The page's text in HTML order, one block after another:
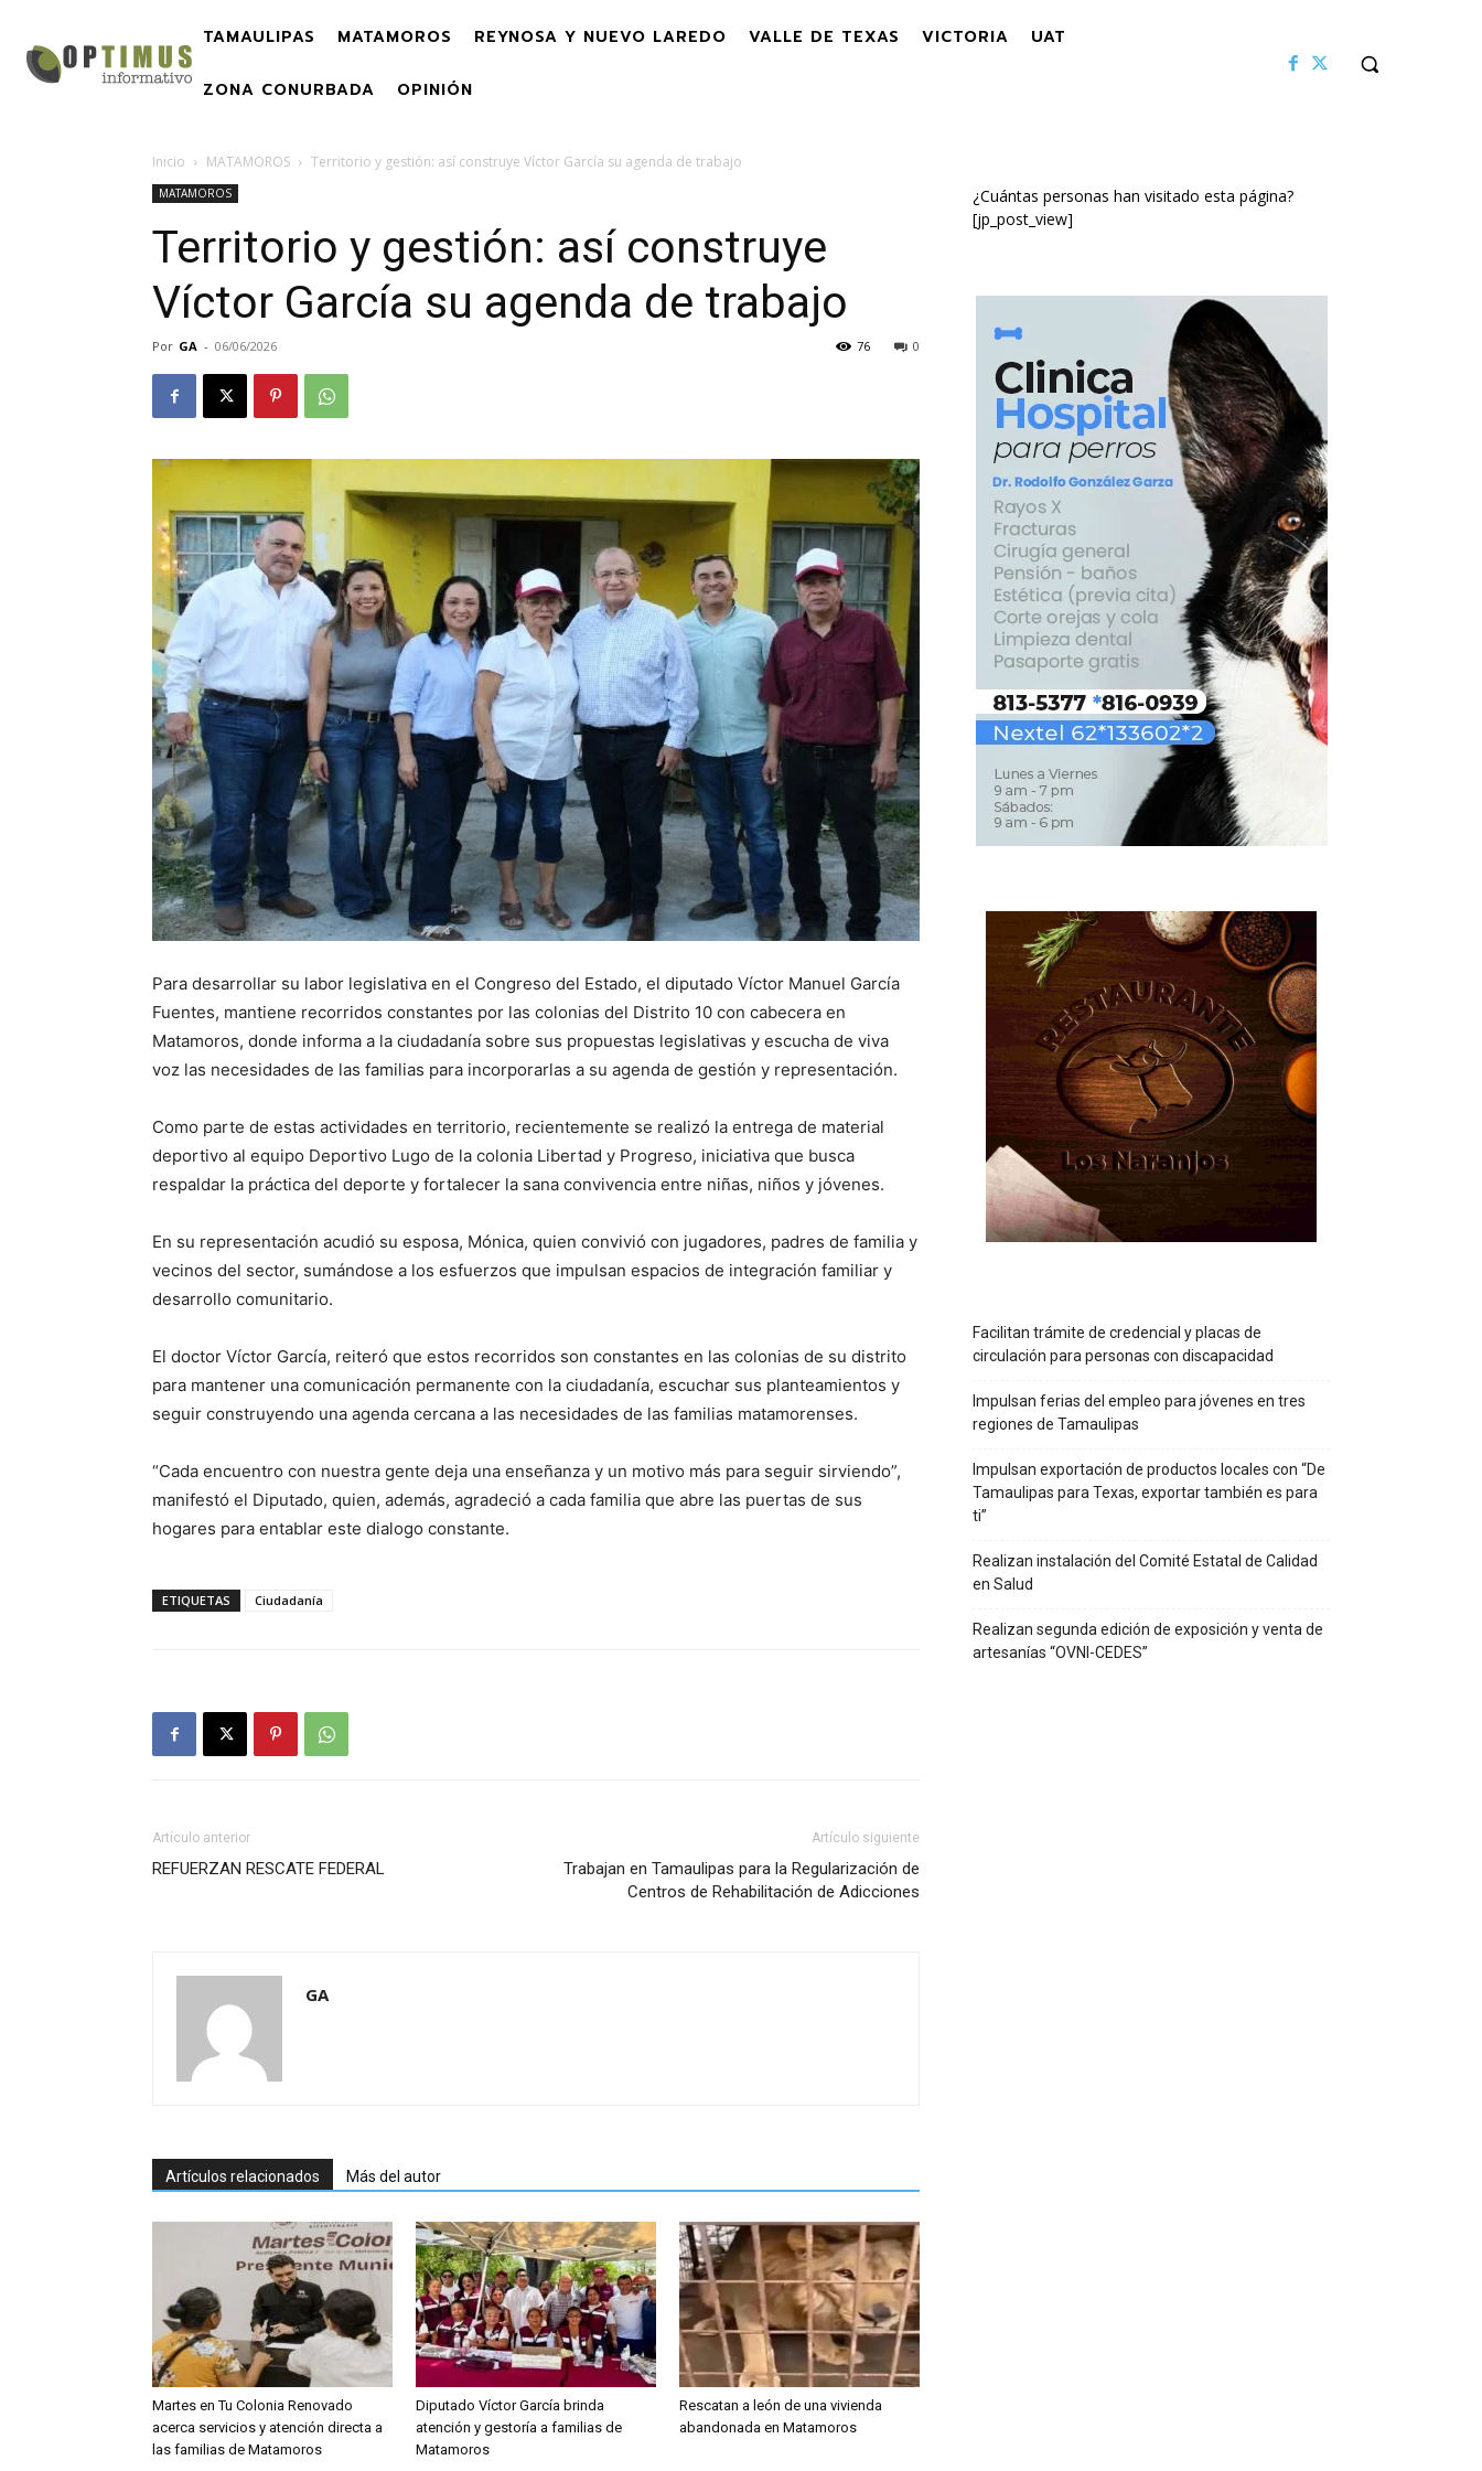
TAMAULIPAS MATAMOROS REYNOSA Y NUEVO LAREDO VALLE DE TEXAS VICTORIA UAT
ZONA CONURBADA OPINIÓN
Inicio MATAMOROS Territorio y gestión: así construye Víctor García su agenda de trabajo
MATAMOROS
Territorio y gestión: así construye
Víctor García su agenda de trabajo
Por GA - 06/06/2026 0
76
Para desarrollar su labor legislativa en el Congreso del Estado, el diputado Víctor Manuel García
Fuentes, mantiene recorridos constantes por las colonias del Distrito 10 con cabecera en
Matamoros, donde informa a la ciudadanía sobre sus propuestas legislativas y escucha de viva
voz las necesidades de las familias para incorporarlas a su agenda de gestión y representación.
Como parte de estas actividades en territorio, recientemente se realizó la entrega de material
deportivo al equipo Deportivo Lugo de la colonia Libertad y Progreso, iniciativa que busca
respaldar la práctica del deporte y fortalecer la sana convivencia entre niñas, niños y jóvenes.
En su representación acudió su esposa, Mónica, quien convivió con jugadores, padres de familia y
vecinos del sector, sumándose a los esfuerzos que impulsan espacios de integración familiar y
desarrollo comunitario.
El doctor Víctor García, reiteró que estos recorridos son constantes en las colonias de su distrito
para mantener una comunicación permanente con la ciudadanía, escuchar sus planteamientos y
seguir construyendo una agenda cercana a las necesidades de las familias matamorenses.
“Cada encuentro con nuestra gente deja una enseñanza y un motivo más para seguir sirviendo”,
manifestó el Diputado, quien, además, agradeció a cada familia que abre las puertas de sus
hogares para entablar este dialogo constante.
ETIQUETAS Ciudadanía
Artículo anterior
REFUERZAN RESCATE FEDERAL
Artículo siguiente
Trabajan en Tamaulipas para la Regularización de
Centros de Rehabilitación de Adicciones
GA
Artículos relacionados Más del autor
Martes en Tu Colonia Renovado
acerca servicios y atención directa a
las familias de Matamoros
Diputado Víctor García brinda
atención y gestoría a familias de
Matamoros
Rescatan a león de una vivienda
abandonada en Matamoros
¿Cuántas personas han visitado esta página?
[jp_post_view]
Facilitan trámite de credencial y placas de
circulación para personas con discapacidad
Impulsan ferias del empleo para jóvenes en tres
regiones de Tamaulipas
Impulsan exportación de productos locales con “De
Tamaulipas para Texas, exportar también es para
ti”
Realizan instalación del Comité Estatal de Calidad
en Salud
Realizan segunda edición de exposición y venta de
artesanías “OVNI-CEDES”